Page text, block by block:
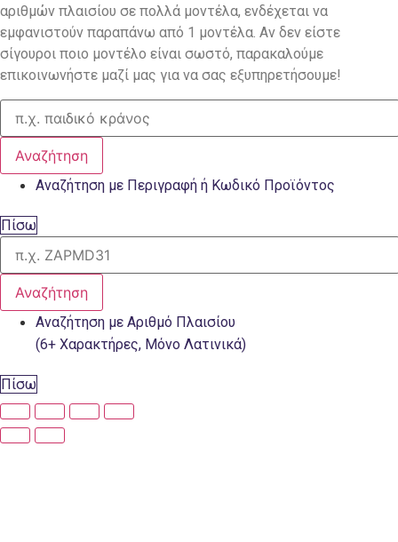
αριθμών πλαισίου σε πολλά μοντέλα, ενδέχεται να
εμφανιστούν παραπάνω από 1 μοντέλα. Αν δεν είστε
σίγουροι ποιο μοντέλο είναι σωστό, παρακαλούμε
επικοινωνήστε μαζί μας για να σας εξυπηρετήσουμε!
Αναζήτηση
Αναζήτηση με Περιγραφή ή Κωδικό Προϊόντος
Πίσω
Αναζήτηση
Αναζήτηση με Αριθμό Πλαισίου
(6+ Χαρακτήρες, Μόνο Λατινικά)
Πίσω